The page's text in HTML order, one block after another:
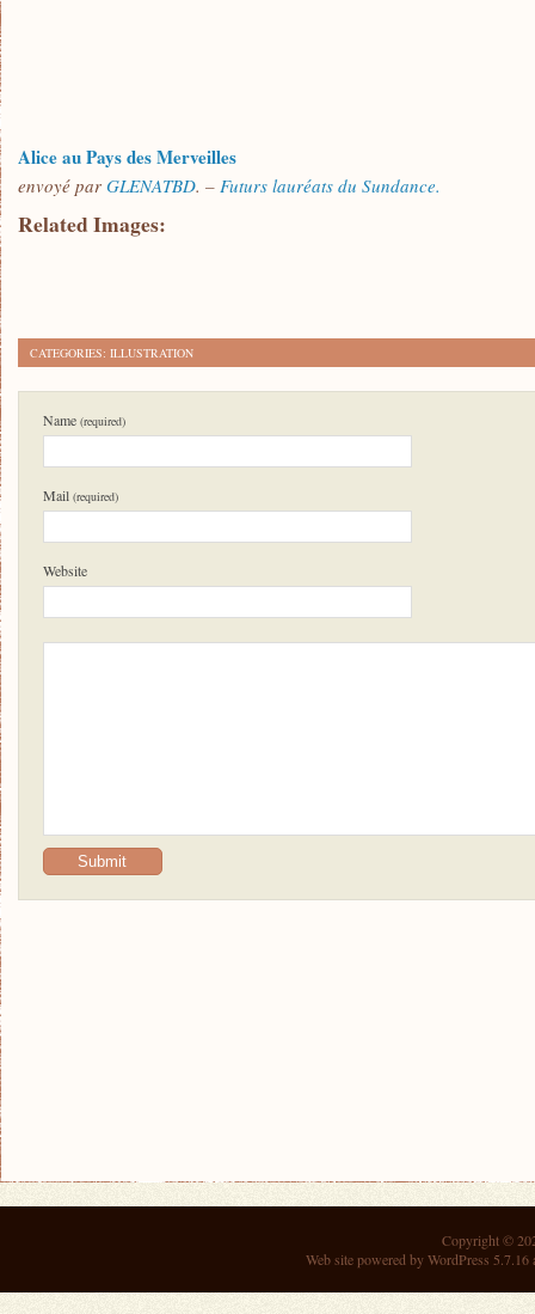
Alice au Pays des Merveilles
envoyé par GLENATBD. – Futurs lauréats du Sundance.
Related Images:
CATEGORIES: ILLUSTRATION
Name (required)
Mail (required)
Website
Copyright ©
Web site powered byWordPress 5.7.16